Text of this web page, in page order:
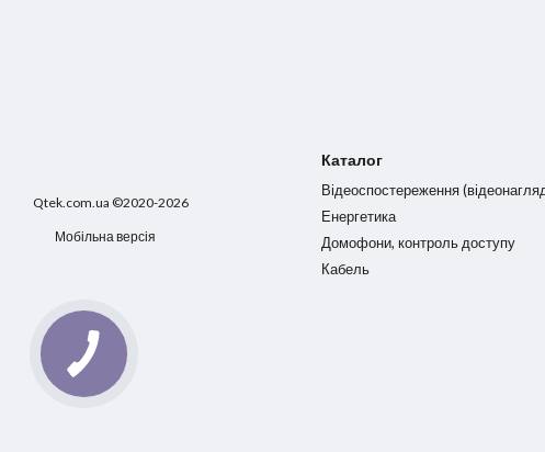
Qtek.com.ua ©2020-2026
Мобільна версія
Каталог
Відеоспостереження
Енергетика
Домофони, контроль доступу
Кабель